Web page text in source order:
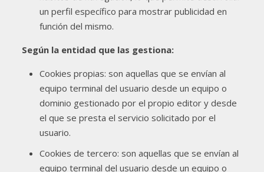
un perfil específico para mostrar publicidad en
función del mismo.
Según la entidad que las gestiona:
Cookies propias: son aquellas que se envían al
equipo terminal del usuario desde un equipo o
dominio gestionado por el propio editor y desde
el que se presta el servicio solicitado por el
usuario.
Cookies de tercero: son aquellas que se envían al
equipo terminal del usuario desde un equipo o